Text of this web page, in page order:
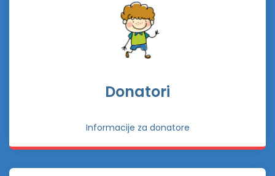
Donatori
Informacije za donatore